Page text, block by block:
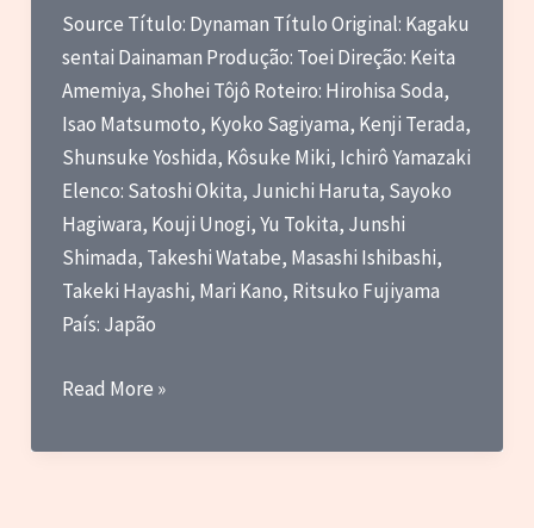
Source Título: Dynaman Título Original: Kagaku
sentai Dainaman Produção: Toei Direção: Keita
Amemiya, Shohei Tôjô Roteiro: Hirohisa Soda,
Isao Matsumoto, Kyoko Sagiyama, Kenji Terada,
Shunsuke Yoshida, Kôsuke Miki, Ichirô Yamazaki
Elenco: Satoshi Okita, Junichi Haruta, Sayoko
Hagiwara, Kouji Unogi, Yu Tokita, Junshi
Shimada, Takeshi Watabe, Masashi Ishibashi,
Takeki Hayashi, Mari Kano, Ritsuko Fujiyama
País: Japão
Crítica
Dynaman
Read More »